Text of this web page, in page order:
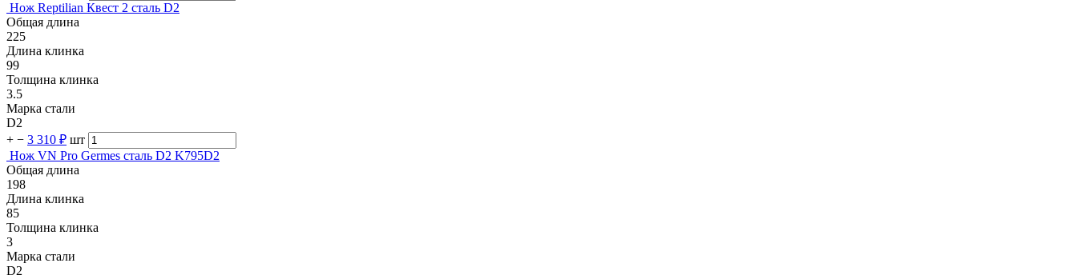
Нож Reptilian Квест 2 сталь D2
Общая длина
225
Длина клинка
99
Толщина клинка
3.5
Марка стали
D2
+ − 3 310 ₽ шт
Нож VN Pro Germes cталь D2 K795D2
Общая длина
198
Длина клинка
85
Толщина клинка
3
Марка стали
D2